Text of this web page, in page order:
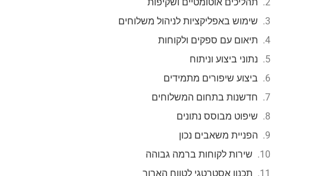
שימוש באפליקציות לניהול משלוחים
תיאום עם ספקים ולקוחות
נתוני ביצוע וניתוח
ביצוע שיפורים מתמידים
חדשנות בתחום המשלוחים
שיפוט מבוסס נתונים
הפניית משאבים נכון
שירות לקוחות ברמה גבוהה
תכנון אסטרטגי לטווח הארוך